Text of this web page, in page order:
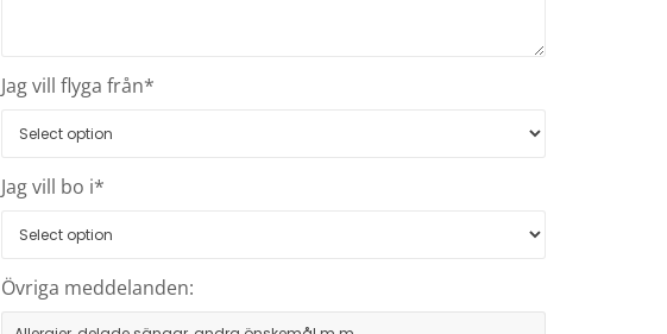
Jag vill flyga från*
Jag vill bo i*
Övriga meddelanden: